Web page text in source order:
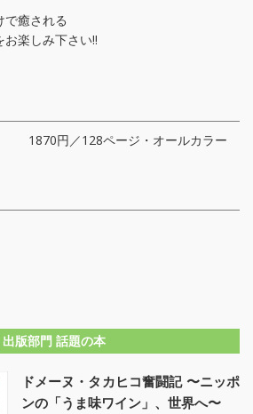
で癒される
楽しみ下さい!!
1870円／128ページ・オールカラー
出版部門 話題の本
ドメーヌ・タカヒコ奮闘記 〜ニッポ
ンの「うま味ワイン」、世界へ〜